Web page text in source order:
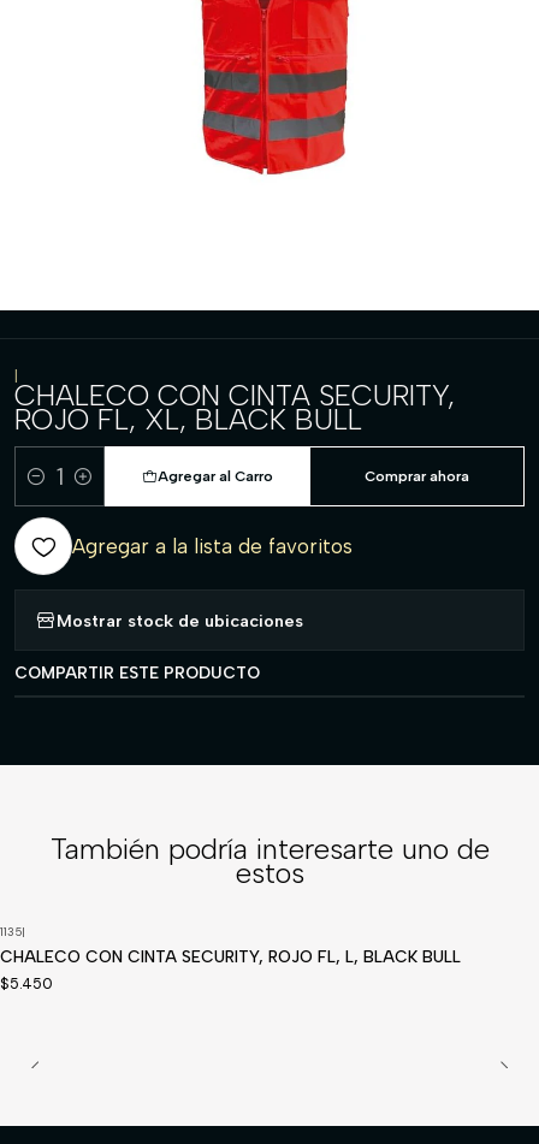
|
CHALECO CON CINTA SECURITY,
ROJO FL, XL, BLACK BULL
Cantidad
Agregar al Carro Comprar ahora
Agregar a la lista de favoritos
Mostrar stock de ubicaciones
COMPARTIR ESTE PRODUCTO
También podría interesarte uno de
estos
1135|
CHALECO CON CINTA SECURITY, ROJO FL, L, BLACK BULL
$5.450